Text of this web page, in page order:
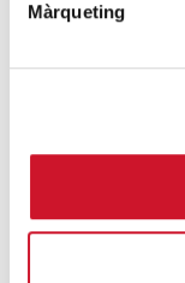
Màrqueting